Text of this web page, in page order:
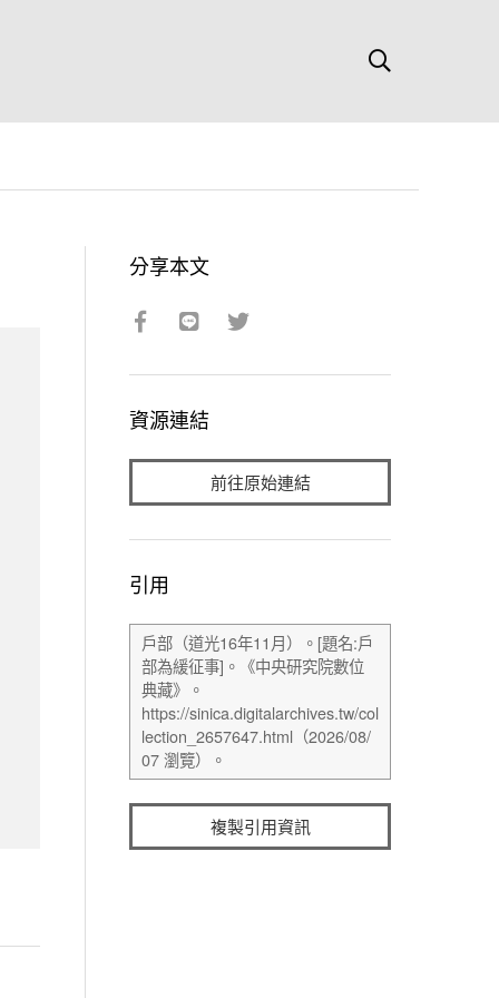
分享本文
資源連結
前往原始連結
引用
複製引用資訊